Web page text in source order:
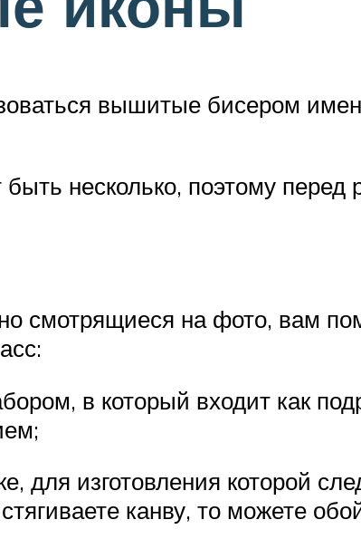
вышитые бисером
несколько, поэтому перед
смотрящиеся на фото, вам
в который входит как
изготовления которой
канву, то можете